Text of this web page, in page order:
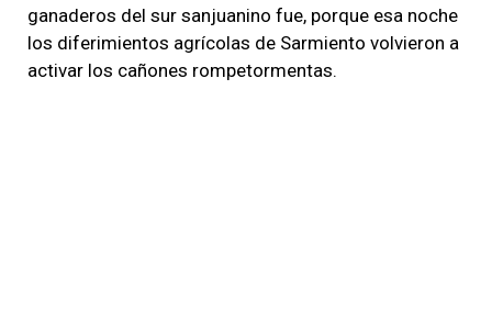
ganaderos del sur sanjuanino fue, porque esa noche
los diferimientos agrícolas de Sarmiento volvieron a
activar los cañones rompetormentas.